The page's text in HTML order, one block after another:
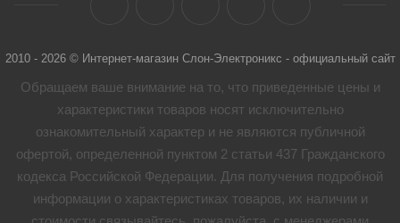
2010 - 2026 © Интернет-магазин Слон-Электроникс - официальный сайт
Обращаем ваше внимание на то, что приведенные цены и
характеристики товaров носят исключительно
ознакомительный характер и не являются публичной
офертой, определенной пунктом 2 статьи 437 Гражданского
кодекса Российской Федерации. Для получения подробной
информации о характеристиках товaров, их наличии и